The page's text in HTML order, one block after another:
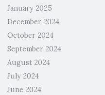
January 2025
December 2024
October 2024
September 2024
August 2024
July 2024
June 2024